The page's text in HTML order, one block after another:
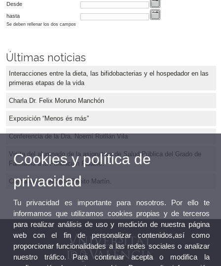
Desde
hasta
Se deben rellenar los dos campos
Últimas noticias
Interacciones entre la dieta, las bifidobacterias y el hospedador en las
primeras etapas de la vida
Charla Dr. Felix Moruno Manchón
Exposición “Menos és más”
Conferencia de la Dra. Noemí Rotllán Vila
Visita del alumnado de la asignatura de Salud Pública del Grado de
Farmacia a la Fundación Fisabio.
Charla del Dr. Alberto Benito Martín.
Cookies y política de
privacidad
Tu privacidad es importante para nosotros. Por ello te
informamos que utilizamos cookies propias y de terceros
para realizar análisis de uso y medición de nuestra página
web con el fin de personalizar contenidos,así como
proporcionar funcionalidades a las redes sociales o analizar
nuestro tráfico. Para continuar acepta o modifica la